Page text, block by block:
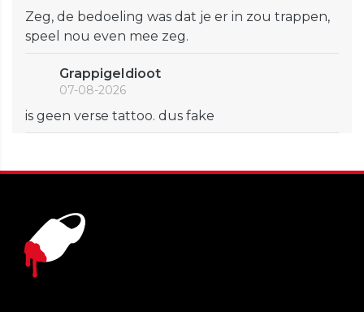
Zeg, de bedoeling was dat je er in zou trappen,
speel nou even mee zeg.
GrappigeIdioot
07-08-2026
is geen verse tattoo. dus fake